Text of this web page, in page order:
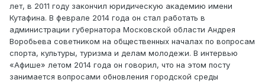
лет, в 2011 году закончил юридическую академию имени
Кутафина. В феврале 2014 года он стал работать в
администрации губернатора Московской области Андрея
Воробьева советником на общественных началах по вопросам
спорта, культуры, туризма и делам молодежи. В интервью
«Афише» летом 2014 года он говорил, что на этом посту
занимается вопросами обновления городской среды